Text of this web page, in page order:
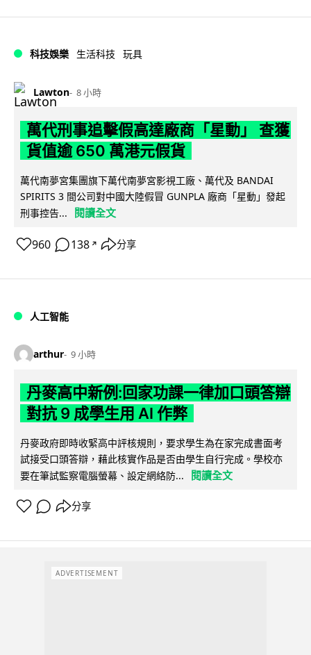
科技娛樂 生活科技 玩具
Lawton 8 小時
萬代刑事追擊假高達廠商「星動」 查獲
貨值逾 650 萬港元假貨
萬代南夢宮集團旗下萬代南夢宮影視工廠、萬代及 BANDAI
SPIRITS 3 間公司對中國大陸假冒 GUNPLA 廠商「星動」發起
刑事控告...
閱讀全文
960 138 ↗ 分享
人工智能
arthur 9 小時
丹麥高中新例:回家功課一律加口頭答辯
對抗 9 成學生用 AI 作弊
丹麥政府即時收緊高中評核規則，要求學生為在家完成書面考
試接受口頭答辯，藉此核實作品是否由學生自行完成。學校亦
要在筆試監察電腦螢幕、設定網絡防...
閱讀全文
分享
ADVERTISEMENT